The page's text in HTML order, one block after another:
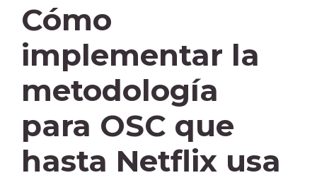
Cómo
implementar la
metodología
para OSC que
hasta Netflix usa